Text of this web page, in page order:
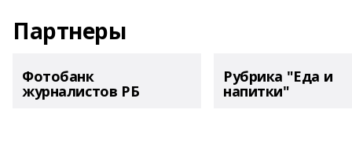
Партнеры
Фотобанк
журналистов РБ
Рубрика "Еда и
напитки"